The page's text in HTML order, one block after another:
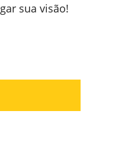
sua visão!